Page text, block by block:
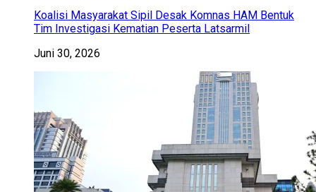
Koalisi Masyarakat Sipil Desak Komnas HAM Bentuk
Tim Investigasi Kematian Peserta Latsarmil
Juni 30, 2026